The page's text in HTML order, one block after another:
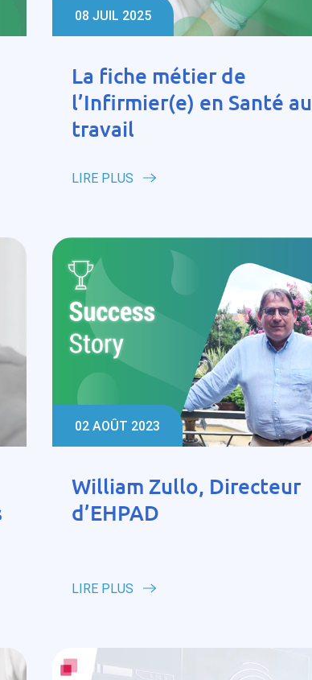
08 JUIL 2025
La fiche métier de
l’Infirmier(e) en Santé au
travail
LIRE PLUS
02 AOÛT 2023
William Zullo, Directeur
d’EHPAD
LIRE PLUS